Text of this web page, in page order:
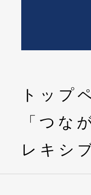
トップ
「つな
レキシ